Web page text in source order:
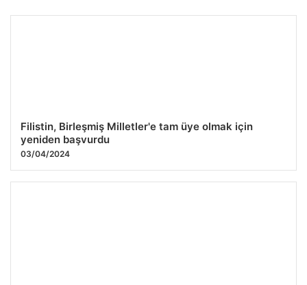
Filistin, Birleşmiş Milletler'e tam üye olmak için
yeniden başvurdu
03/04/2024